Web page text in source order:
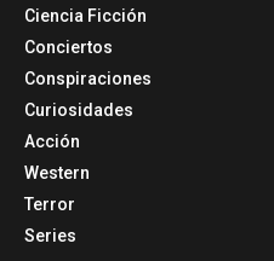
Ciencia Ficción
Conciertos
Conspiraciones
Curiosidades
Acción
Western
Terror
Series